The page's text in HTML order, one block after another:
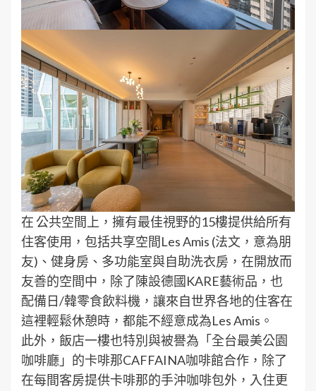
在 公共空間上，擁有最佳視野的15樓提供給所有
住客使用，包括共享空間Les Amis (法文，意為朋
友)、健身房、多功能室與自助洗衣房，在開放而
友善的空間中，除了陳設德國KARE藝術品，也
配備日/韓零食飲料機，讓來自世界各地的住客在
這裡輕鬆休憩時，都能不經意成為Les Amis。
此外，飯店一樓也特別與被譽為「全台最美公園
咖啡廳」的卡啡那CAFFAINA咖啡館合作，除了
在每間客房提供卡啡那的手沖咖啡包外，入住更